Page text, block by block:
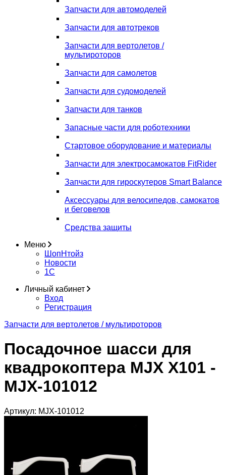
Запчасти для автомоделей
Запчасти для автотреков
Запчасти для вертолетов /
мультироторов
Запчасти для самолетов
Запчасти для судомоделей
Запчасти для танков
Запасные части для роботехники
Стартовое оборудование и материалы
Запчасти для электросамокатов FitRider
Запчасти для гироскутеров Smart Balance
Аксессуары для велосипедов, самокатов
и беговелов
Средства защиты
Меню
ШопНтойз
Новости
1C
Личный кабинет
Вход
Регистрация
Запчасти для вертолетов / мультироторов
Посадочное шасси для
квадрокоптера MJX X101 -
MJX-101012
Артикул: MJX-101012